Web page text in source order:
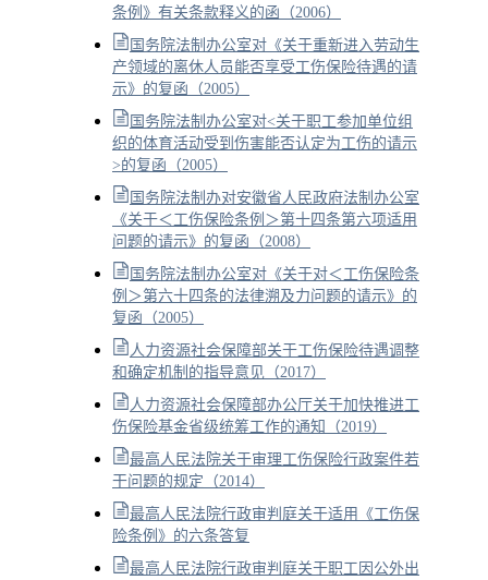
条例》有关条款释义的函（2006）
国务院法制办公室对《关于重新进入劳动生
产领域的离休人员能否享受工伤保险待遇的请
示》的复函（2005）
国务院法制办公室对<关于职工参加单位组
织的体育活动受到伤害能否认定为工伤的请示
>的复函（2005）
国务院法制办对安徽省人民政府法制办公室
《关于＜工伤保险条例＞第十四条第六项适用
问题的请示》的复函（2008）
国务院法制办公室对《关于对＜工伤保险条
例＞第六十四条的法律溯及力问题的请示》的
复函（2005）
人力资源社会保障部关于工伤保险待遇调整
和确定机制的指导意见（2017）
人力资源社会保障部办公厅关于加快推进工
伤保险基金省级统筹工作的通知（2019）
最高人民法院关于审理工伤保险行政案件若
干问题的规定（2014）
最高人民法院行政审判庭关于适用《工伤保
险条例》的六条答复
最高人民法院行政审判庭关于职工因公外出